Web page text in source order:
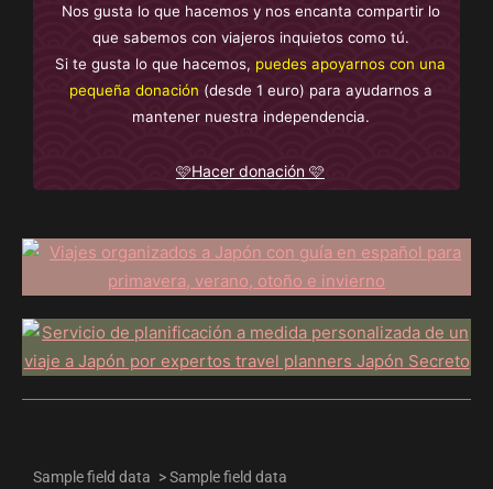
Nos gusta lo que hacemos y nos encanta compartir lo
que sabemos con viajeros inquietos como tú.
Si te gusta lo que hacemos, puedes apoyarnos con una
pequeña donación (desde 1 euro) para ayudarnos a
mantener nuestra independencia.
🩷Hacer donación 🩷
Sample field data >Sample field data